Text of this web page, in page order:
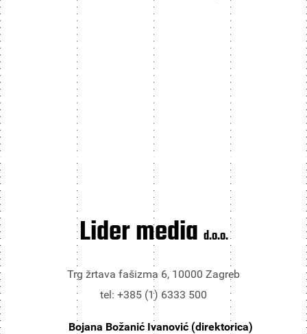
Lider media d.o.o.
Trg žrtava fašizma 6, 10000 Zagreb
tel: +385 (1) 6333 500
Bojana Božanić Ivanović (direktorica)